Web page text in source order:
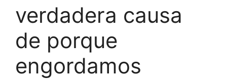
verdadera causa
de porque
engordamos